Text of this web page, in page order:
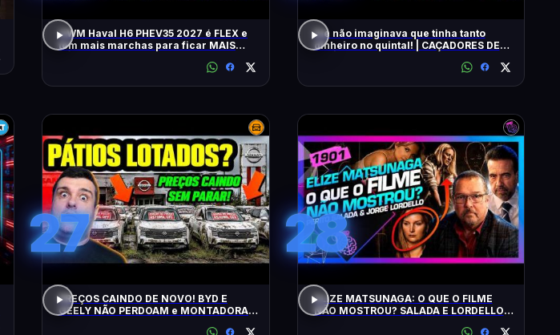
GWM Haval H6 PHEV35 2027 é FLEX e
tem mais marchas para ficar MAIS
Ele não imaginava que tinha tanto
dinheiro no quintal! | CAÇADORES DE
27
PREÇOS CAINDO DE NOVO! BYD E
GEELY NÃO PERDOAM e MONTADORAS
28
ELIZE MATSUNAGA: O QUE O FILME
NÃO MOSTROU? SALADA E LORDELLO -